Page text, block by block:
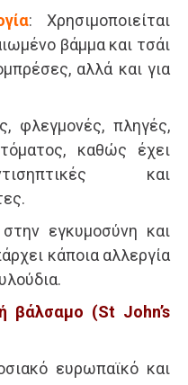
: Χρησιμοποιείται
βάμμα και τσάι
αλλά και για
φλεγμονές, πληγές,
καθώς έχει
και
εγκυμοσύνη και
κάποια αλλεργία
βάλσαμο (St John’s
ευρωπαϊκό και